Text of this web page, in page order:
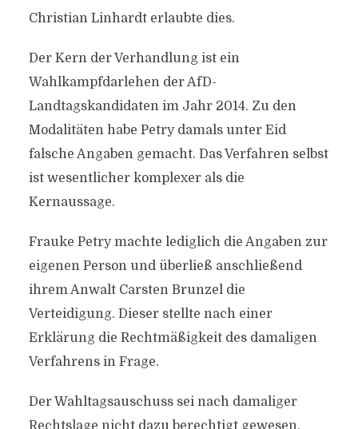
Christian Linhardt erlaubte dies.
Der Kern der Verhandlung ist ein
Wahlkampfdarlehen der AfD-
Landtagskandidaten im Jahr 2014. Zu den
Modalitäten habe Petry damals unter Eid
falsche Angaben gemacht. Das Verfahren selbst
ist wesentlicher komplexer als die
Kernaussage.
Frauke Petry machte lediglich die Angaben zur
eigenen Person und überließ anschließend
ihrem Anwalt Carsten Brunzel die
Verteidigung. Dieser stellte nach einer
Erklärung die Rechtmäßigkeit des damaligen
Verfahrens in Frage.
Der Wahltagsauschuss sei nach damaliger
Rechtslage nicht dazu berechtigt gewesen,